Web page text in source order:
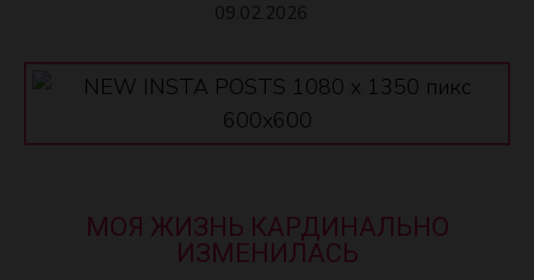
09.02.2026
МОЯ ЖИЗНЬ КАРДИНАЛЬНО
ИЗМЕНИЛАСЬ